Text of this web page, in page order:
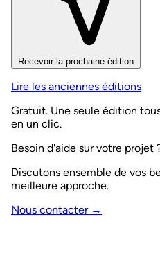
Recevoir la prochaine édition
Lire les anciennes éditions
Gratuit. Une seule édition
en un clic.
Besoin d'aide sur votre projet
Discutons ensemble de vos
meilleure approche.
Nous contacter →